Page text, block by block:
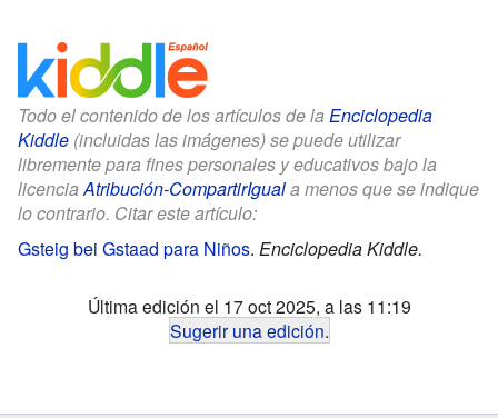
Todo el contenido de los artículos de la Enciclopedia
Kiddle (incluidas las imágenes) se puede utilizar
libremente para fines personales y educativos bajo la
licenciaAtribución-CompartirIguala menos que se indique
lo contrario. Citar este artículo:
Gsteig bei Gstaad para Niños. Enciclopedia Kiddle.
Última edición el 17 oct 2025, a las 11:19
Sugerir una edición.